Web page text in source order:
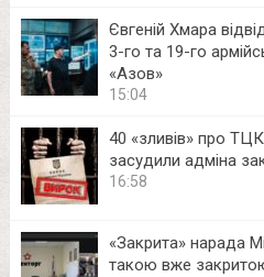
Євгеній Хмара
3-го та 19-го
«Азов»
15:04
40 «зливів» про
засудили адміна
16:58
«Закрита» нарада
такою вже